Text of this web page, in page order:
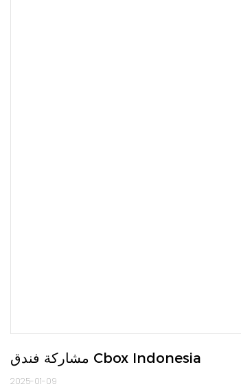
مشاركة فندق Cbox Indonesia
2025-01-09